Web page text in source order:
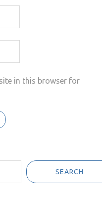
in this browser for
SEARCH